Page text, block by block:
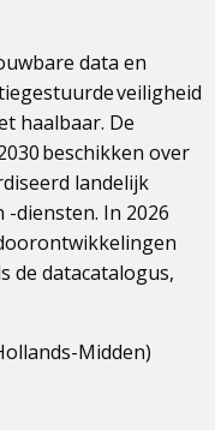
data en
veiligheid
haalbaar. De
beschikken over
landelijk
diensten. In 2026
de datacatalogus,
Midden)